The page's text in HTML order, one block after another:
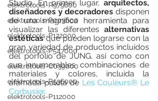
elektrotools-P979800
elektrotools-P003000
elektrotools-P122000
elektrotools-P547000
elektrotools-C039000
elektrotools-P536000
elektrotools-P112000
Studio. En primer lugar, arquitectos,
diseñadores y decoradores disponen
de una magnífica herramienta para
visualizar las diferentes alternativas
estéticas que pueden lograrse con la
gran variedad de productos incluidos
del porfolio de JUNG, así como con
sus innumerables combinaciones de
materiales y colores, incluida la
afamada paleta de Les Couleurs® Le
Corbusier.